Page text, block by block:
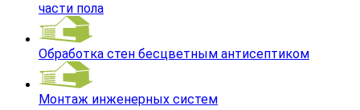
части пола
Обработка стен бесцветным антисептиком
Монтаж инженерных систем